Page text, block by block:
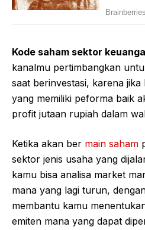
Kode saham sektor
kanalmu pertimbangkan
saat berinvestasi, karena
yang memiliki peforma baik
profit jutaan rupiah dalam
Ketika akan ber main saham
sektor jenis usaha yang
kamu bisa analisa market
mana yang lagi turun,
membantu kamu
emiten mana yang dapat